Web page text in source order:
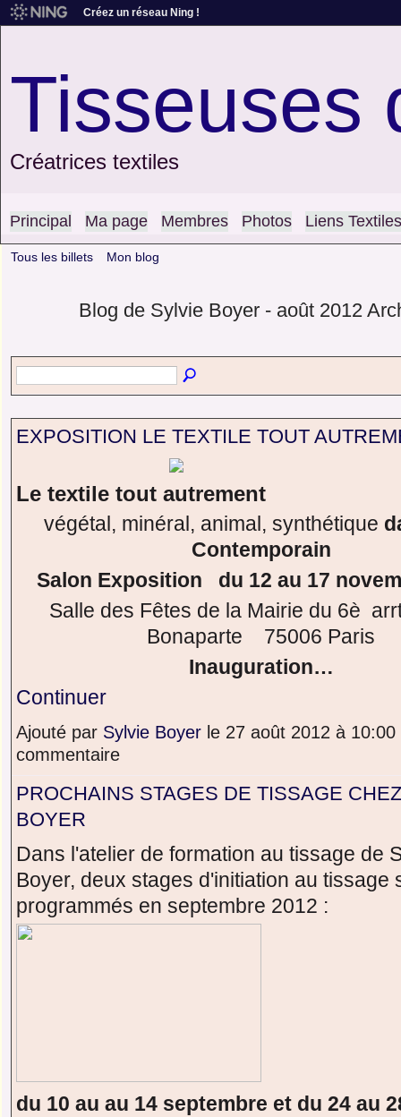
Créez un réseau Ning !
Tisseuses
Créatrices textiles
Principal Ma page Membres Photos Liens Textiles
Tous les billets Mon blog
Blog de Sylvie Boyer - août 2012
EXPOSITION LE TEXTILE TOUT
Le textile tout autrement
végétal, minéral, animal, synthétique
Contemporain
Salon Exposition du 12 au 17
Salle des Fêtes de la Mairie du 6è
Bonaparte 75006 Paris
Inauguration…
Continuer
Ajouté par Sylvie Boyer le 27 août 2012 à
commentaire
PROCHAINS STAGES DE TISSAGE
BOYER
Dans l'atelier de formation au tissage de
Boyer, deux stages d'initiation au tissage
programmés en septembre 2012 :
du 10 au au 14 septembre et du 24 au